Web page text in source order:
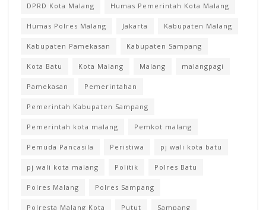
DPRD Kota Malang Humas Pemerintah Kota Malang
Humas Polres Malang Jakarta Kabupaten Malang
Kabupaten Pamekasan Kabupaten Sampang
Kota Batu Kota Malang Malang malangpagi
Pamekasan Pemerintahan
Pemerintah Kabupaten Sampang
Pemerintah kota malang Pemkot malang
Pemuda Pancasila Peristiwa pj wali kota batu
pj wali kota malang Politik Polres Batu
Polres Malang Polres Sampang
Polresta Malang Kota Putut Sampang